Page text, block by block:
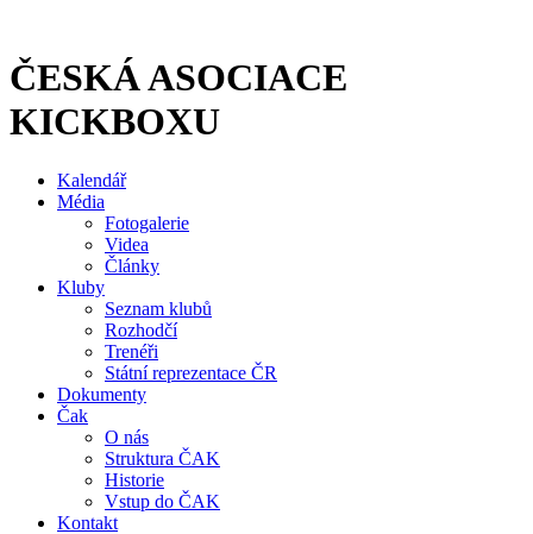
obsahu
ČESKÁ ASOCIACE
KICKBOXU
Kalendář
Média
Fotogalerie
Videa
Články
Kluby
Seznam klubů
Rozhodčí
Trenéři
Státní reprezentace ČR
Dokumenty
Čak
O nás
Struktura ČAK
Historie
Vstup do ČAK
Kontakt